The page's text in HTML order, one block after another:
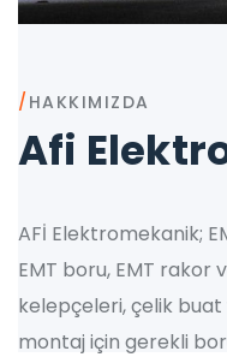
/ HAKKIMIZDA
Afi
AFİ Elektromekanik;
EMT boru, EMT rakor
kelepçeleri, çelik
montaj için gerekli